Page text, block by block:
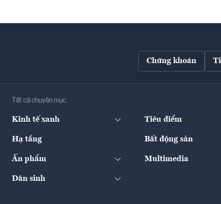
Chứng khoán
Tất cả chuyên mục
Kinh tế xanh Tiêu điểm
Hạ tầng Bất động sản
Ấn phẩm Multimedia
Dân sinh